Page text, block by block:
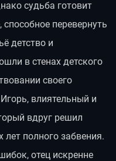
судьба готовит
перевернуть
детство и
в стенах детского
своего
влиятельный и
вдруг решил
полного забвения.
отец искренне